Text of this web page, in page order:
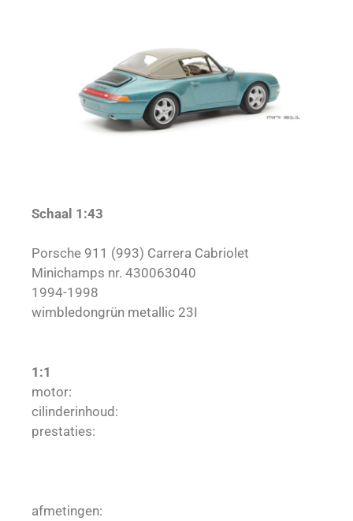
Schaal 1:43
Porsche 911 (993) Carrera Cabriolet
Minichamps nr. 430063040
1994-1998
wimbledongrün metallic 23I
1:1
motor:
cilinderinhoud:
prestaties:
afmetingen: